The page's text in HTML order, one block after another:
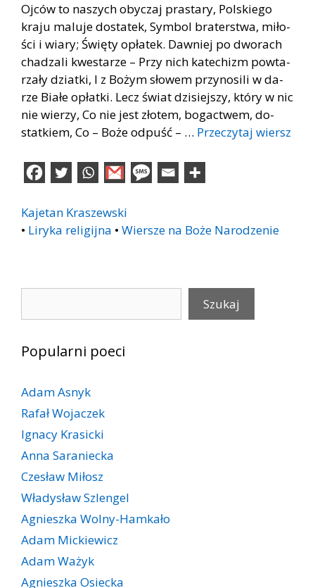
Oj­ców to na­szych oby­czaj pra­sta­ry, Pol­skie­go
kra­ju ma­lu­je do­sta­tek, Sym­bol bra­ter­stwa, mi­ło­
ści i wia­ry; Świę­ty opła­tek. Daw­niej po dwo­rach
cha­dza­li kwe­sta­rze – Przy nich ka­te­chizm po­wta­
rza­ły dziat­ki, I z Bo­żym sło­wem przy­no­si­li w da­
rze Bia­łe opłat­ki. Lecz świat dzi­siej­szy, któ­ry w nic
nie wie­rzy, Co nie jest zło­tem, bo­gac­twem, do­
stat­kiem, Co – Boże od­puść – … Przeczytaj wiersz
Kajetan Kraszewski
• Liryka religijna • Wiersze na Boże Narodzenie
Szukaj
Popularni poeci
Adam Asnyk
Rafał Wojaczek
Ignacy Krasicki
Anna Saraniecka
Czesław Miłosz
Władysław Szlengel
Agnieszka Wolny-Hamkało
Adam Mickiewicz
Adam Ważyk
Agnieszka Osiecka